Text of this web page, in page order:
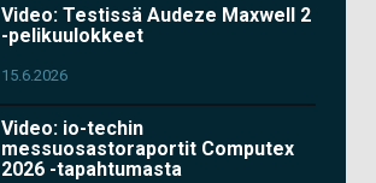
Video: Testissä Audeze Maxwell 2
-pelikuulokkeet
15.6.2026
Video: io-techin
messuosastoraportit Computex
2026 -tapahtumasta